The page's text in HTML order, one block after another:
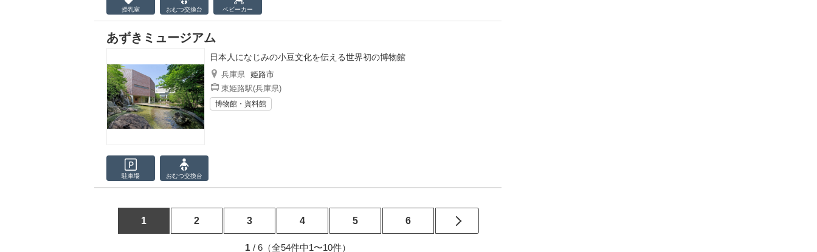
授乳室 おむつ交換台 ベビーカー
あずきミュージアム
日本人になじみの小豆文化を伝える世界初の博物館
兵庫県 姫路市
東姫路駅(兵庫県)
博物館・資料館
駐車場 おむつ交換台
1 2 3 4 5 6
1 / 6（全54件中1〜10件）